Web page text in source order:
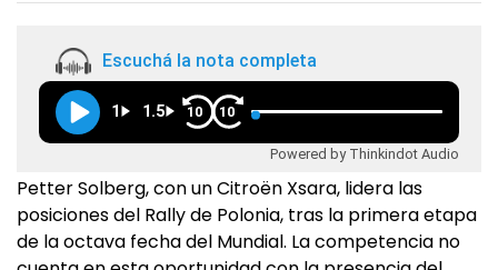
Escuchá la nota completa
1 1.5 10 10
Powered by Thinkindot Audio
Petter Solberg, con un Citroën Xsara, lidera las
posiciones del Rally de Polonia, tras la primera etapa
de la octava fecha del Mundial. La competencia no